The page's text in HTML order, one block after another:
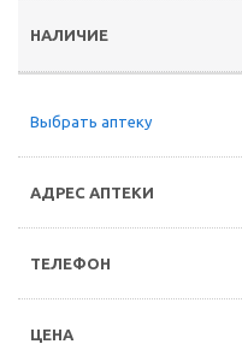
Выбрать аптеку